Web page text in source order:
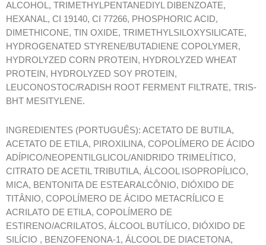
ALCOHOL, TRIMETHYLPENTANEDIYL DIBENZOATE,
HEXANAL, CI 19140, CI 77266, PHOSPHORIC ACID,
DIMETHICONE, TIN OXIDE, TRIMETHYLSILOXYSILICATE,
HYDROGENATED STYRENE/BUTADIENE COPOLYMER,
HYDROLYZED CORN PROTEIN, HYDROLYZED WHEAT
PROTEIN, HYDROLYZED SOY PROTEIN,
LEUCONOSTOC/RADISH ROOT FERMENT FILTRATE, TRIS-
BHT MESITYLENE.
INGREDIENTES (PORTUGUÊS): ACETATO DE BUTILA,
ACETATO DE ETILA, PIROXILINA, COPOLÍMERO DE ÁCIDO
ADÍPICO/NEOPENTILGLICOL/ANIDRIDO TRIMELÍTICO,
CITRATO DE ACETIL TRIBUTILA, ÁLCOOL ISOPROPÍLICO,
MICA, BENTONITA DE ESTEARALCÔNIO, DIÓXIDO DE
TITÂNIO, COPOLÍMERO DE ÁCIDO METACRÍLICO E
ACRILATO DE ETILA, COPOLÍMERO DE
ESTIRENO/ACRILATOS, ÁLCOOL BUTÍLICO, DIÓXIDO DE
SILÍCIO , BENZOFENONA-1, ÁLCOOL DE DIACETONA,